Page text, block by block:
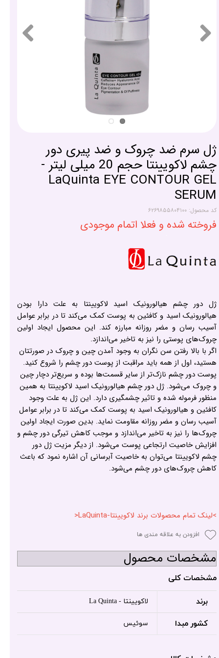
ژل سرم ضد چروک و ضد پیری دور
چشم لاکویینتا حجم 20 میلی لیتر -
LaQuinta EYE CONTOUR GEL
SERUM
کد محصول: ۶۲۶۹۸۵۵۸۰۴۱۰۰
فروخته شده و فعلا اتمام موجودی
ژل دور چشم هیالورونیک اسید لاکویینتا به علت دارا بودن
هیالورونیک اسید و کافئین به پوست کمک می‌کند تا در برابر عوامل
آسیب رسان و مضر روزانه مبارزه کند. این محصول ایجاد اولین
چروک‌های پوستی را نیز به تاخیر می‌اندازد.
اگر با بالا رفتن سن نگران به وجود آمدن چین و چروک در صورتتان
هستید، اول از همه باید مراقبت از پوست دور چشم را شروع کنید.
پوست دور چشم نازک‌تر از سایر قسمت‌ها بوده و سریع‌تر دچار چین
و چروک می‌شود. ژل دور چشم هیالورونیک اسید لاکویینتا به همین
منظور فرموله شده و تاثیر چشمگیری دارد. این ژل به علت وجود
کافئین و هیالورونیک اسید به پوست کمک می‌کند تا در برابر عوامل
آسیب رسان و مضر روزانه مقاومت نماید. بدین صورت ایجاد اولین
چروک‌ها را نیز به تاخیر می‌اندازد و موجب کاهش تیرگی دور چشم و
افزایش خاصیت ارتجاعی پوست می‌شود. از دیگر مزیت ژل دور
چشم لاکویینتا می‌توان به خاصیت آبرسانی آن اشاره نمود که باعث
کاهش چروک‌های دور چشم می‌شود.
>لینک تمام محصولات برند لاکویینتا-LaQuinta<
افزودن به علاقه مندی ها
مشخصات محصول
مشخصات کلی
برند لاکویینتا - La Quinta
کشور مبدا سوئیس